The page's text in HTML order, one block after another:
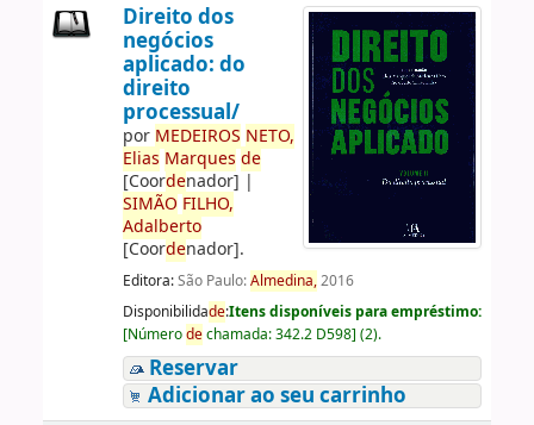
Direito dos
negócios
aplicado: do
direito
processual/
por MEDEIROS NETO,
Elias Marques de
[Coordenador] |
SIMÃO FILHO,
Adalberto
[Coordenador].
Editora:São Paulo:Almedina,2016
Disponibilidade:Itens disponíveis para empréstimo:
[Númerodechamada:342.2 D598] (2).
Reservar
Adicionar ao seu carrinho